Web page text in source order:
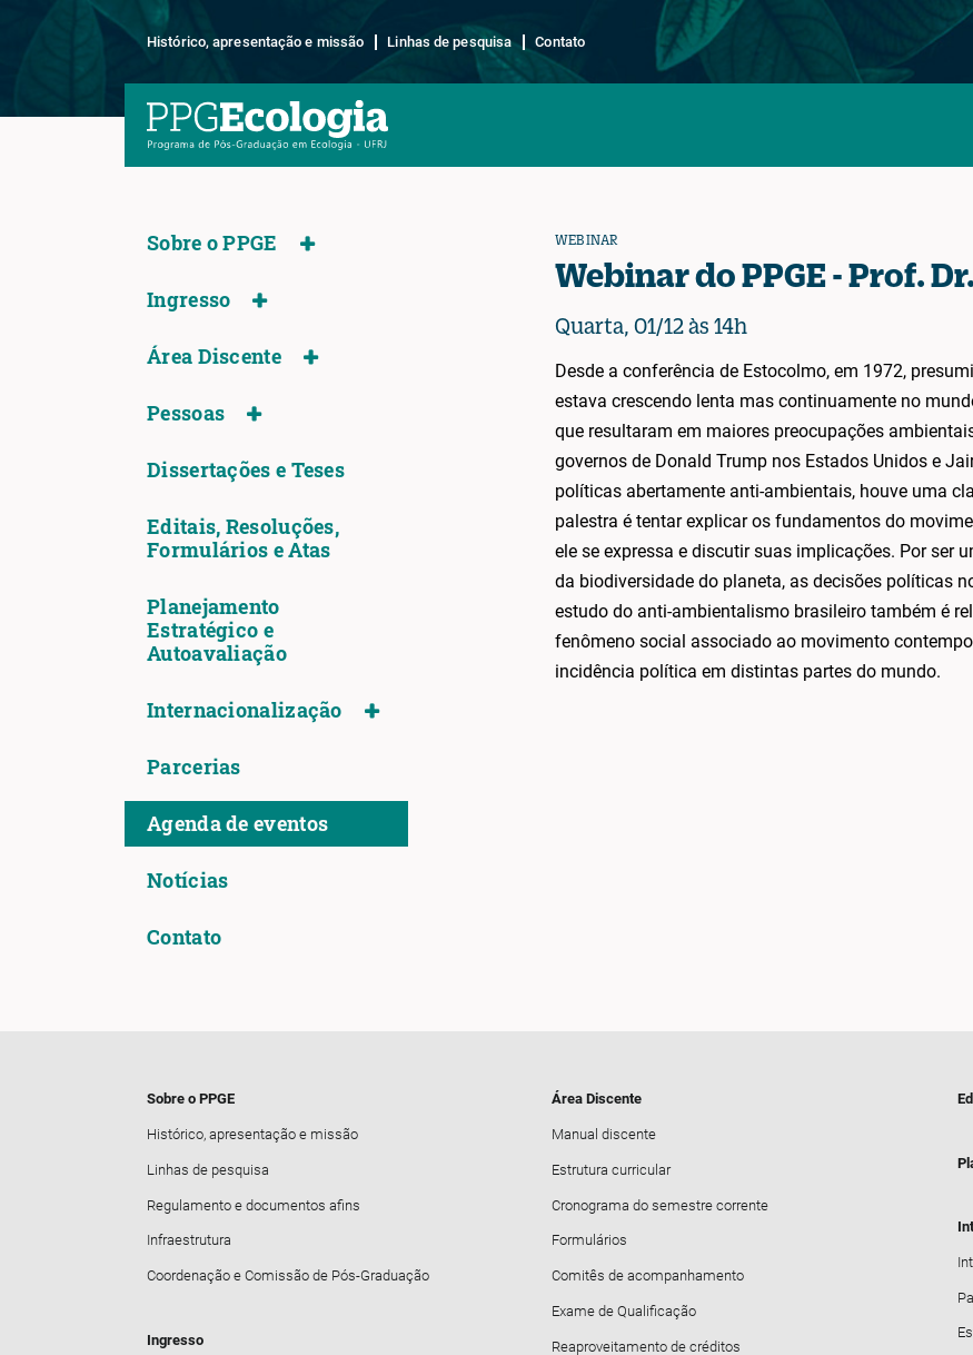
Histórico, apresentação e missão Linhas de pesquisa Contato
Sobre o PPGE
Ingresso
Área Discente
Pessoas
Dissertações e Teses
Editais, Resoluções,
Formulários e Atas
Planejamento
Estratégico e
Autoavaliação
Internacionalização
Parcerias
Agenda de eventos
Notícias
Contato
WEBINAR
Webinar do PPGE - Prof.
Quarta, 01/12 às 14h
Desde a conferência de Estocolmo, em 1972,
estava crescendo lenta mas continuamente no
que resultaram em maiores preocupações
governos de Donald Trump nos Estados Unidos e
políticas abertamente anti-ambientais, houve uma
palestra é tentar explicar os fundamentos do
ele se expressa e discutir suas implicações. Por ser
da biodiversidade do planeta, as decisões políticas
estudo do anti-ambientalismo brasileiro também é
fenômeno social associado ao movimento
incidência política em distintas partes do mundo.
Sobre o PPGE
Histórico, apresentação e missão
Linhas de pesquisa
Regulamento e documentos afins
Infraestrutura
Coordenação e Comissão de Pós-Graduação
Ingresso
Área Discente
Manual discente
Estrutura curricular
Cronograma do semestre corrente
Formulários
Comitês de acompanhamento
Exame de Qualificação
Reaproveitamento de créditos